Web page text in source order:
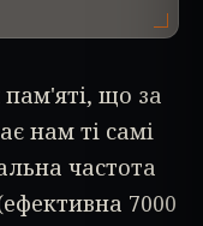
що за
нам ті самі
частота
7000